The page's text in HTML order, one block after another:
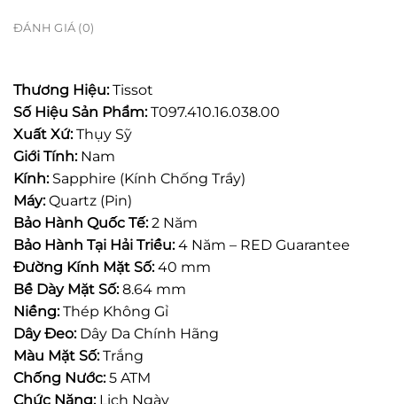
ĐÁNH GIÁ (0)
Thương Hiệu:Tissot
Số Hiệu Sản Phẩm:T097.410.16.038.00
Xuất Xứ:Thụy Sỹ
Giới Tính:Nam
Kính:Sapphire (Kính Chống Trầy)
Máy:Quartz (Pin)
Bảo Hành Quốc Tế:2 Năm
Bảo Hành Tại Hải Triều:4 Năm – RED Guarantee
Đường Kính Mặt Số:40 mm
Bề Dày Mặt Số:8.64 mm
Niềng:Thép Không Gỉ
Dây Đeo:Dây Da Chính Hãng
Màu Mặt Số:Trắng
Chống Nước:5 ATM
Chức Năng:Lịch Ngày